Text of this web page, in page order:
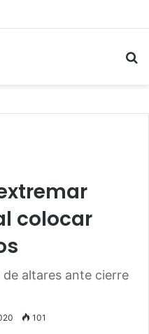
salud de su hijo Miguelito
colocar
altares ante cierre
101